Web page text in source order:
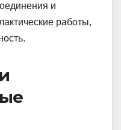
и
работы,